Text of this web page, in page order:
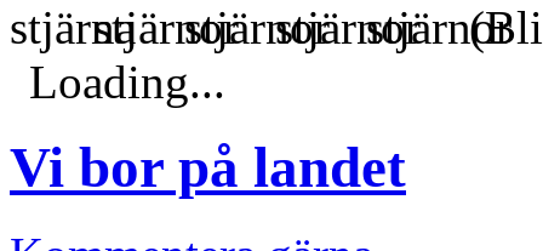
(Bli
Loading...
Vi bor på landet